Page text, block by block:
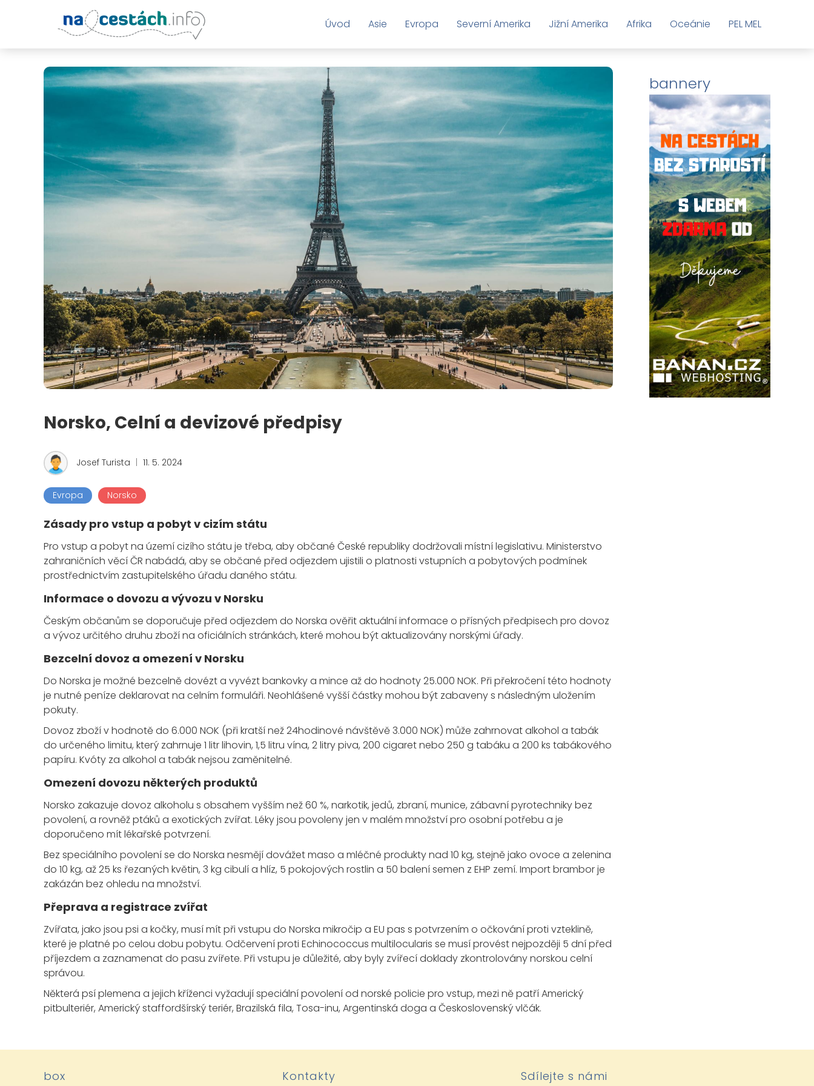
Úvod Asie Evropa Severní Amerika Jižní Amerika Afrika Oceánie PEL MEL
bannery
Toplist
Norsko, Celní a devizové předpisy
Josef Turista 11. 5. 2024
Evropa Norsko
Zásady pro vstup a pobyt v cizím státu
Pro vstup a pobyt na území cizího státu je třeba, aby občané České republiky dodržovali místní legislativu. Ministerstvo
zahraničních věcí ČR nabádá, aby se občané před odjezdem ujistili o platnosti vstupních a pobytových podmínek
prostřednictvím zastupitelského úřadu daného státu.
Informace o dovozu a vývozu v Norsku
Českým občanům se doporučuje před odjezdem do Norska ověřit aktuální informace o přísných předpisech pro dovoz
a vývoz určitého druhu zboží na oficiálních stránkách, které mohou být aktualizovány norskými úřady.
Bezcelní dovoz a omezení v Norsku
Do Norska je možné bezcelně dovézt a vyvézt bankovky a mince až do hodnoty 25.000 NOK. Při překročení této hodnoty
je nutné peníze deklarovat na celním formuláři. Neohlášené vyšší částky mohou být zabaveny s následným uložením
pokuty.
Dovoz zboží v hodnotě do 6.000 NOK (při kratší než 24hodinové návštěvě 3.000 NOK) může zahrnovat alkohol a tabák
do určeného limitu, který zahrnuje 1 litr lihovin, 1,5 litru vína, 2 litry piva, 200 cigaret nebo 250 g tabáku a 200 ks tabákového
papíru. Kvóty za alkohol a tabák nejsou zaměnitelné.
Omezení dovozu některých produktů
Norsko zakazuje dovoz alkoholu s obsahem vyšším než 60 %, narkotik, jedů, zbraní, munice, zábavní pyrotechniky bez
povolení, a rovněž ptáků a exotických zvířat. Léky jsou povoleny jen v malém množství pro osobní potřebu a je
doporučeno mít lékařské potvrzení.
Bez speciálního povolení se do Norska nesmějí dovážet maso a mléčné produkty nad 10 kg, stejně jako ovoce a zelenina
do 10 kg, až 25 ks řezaných květin, 3 kg cibulí a hlíz, 5 pokojových rostlin a 50 balení semen z EHP zemí. Import brambor je
zakázán bez ohledu na množství.
Přeprava a registrace zvířat
Zvířata, jako jsou psi a kočky, musí mít při vstupu do Norska mikročip a EU pas s potvrzením o očkování proti vzteklině,
které je platné po celou dobu pobytu. Odčervení proti Echinococcus multilocularis se musí provést nejpozději 5 dní před
příjezdem a zaznamenat do pasu zvířete. Při vstupu je důležité, aby byly zvířecí doklady zkontrolovány norskou celní
správou.
Některá psí plemena a jejich kříženci vyžadují speciální povolení od norské policie pro vstup, mezi ně patří Americký
pitbulteriér, Americký staffordšírský teriér, Brazilská fila, Tosa-inu, Argentinská doga a Československý vlčák.
box Kontakty Sdílejte s námi